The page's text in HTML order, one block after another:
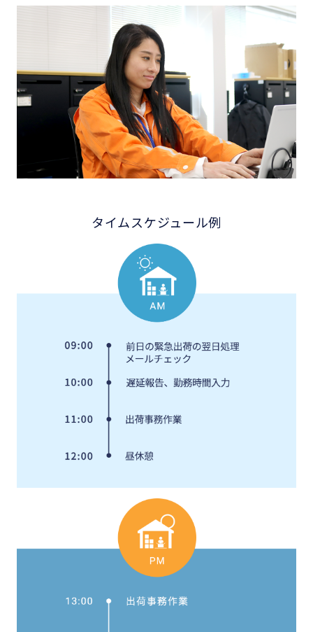
タイムスケジュール例